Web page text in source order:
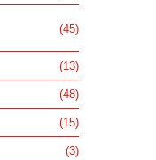
(45)
(13)
(48)
(15)
(3)